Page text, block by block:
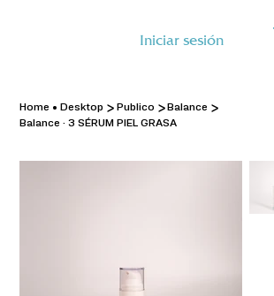
Iniciar sesión
Home • Desktop > Publico >Balance >
Balance · 3 SÉRUM PIEL GRASA